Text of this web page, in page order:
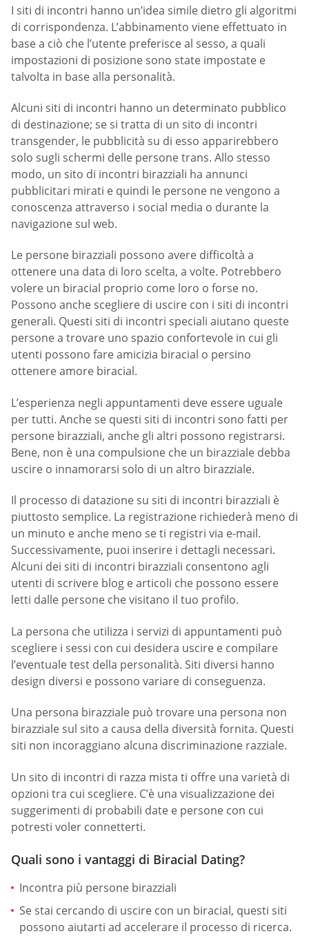
I siti di incontri hanno un’idea simile dietro gli algoritmi
di corrispondenza. L’abbinamento viene effettuato in
base a ciò che l’utente preferisce al sesso, a quali
impostazioni di posizione sono state impostate e
talvolta in base alla personalità.
Alcuni siti di incontri hanno un determinato pubblico
di destinazione; se si tratta di un sito di incontri
transgender, le pubblicità su di esso apparirebbero
solo sugli schermi delle persone trans. Allo stesso
modo, un sito di incontri birazziali ha annunci
pubblicitari mirati e quindi le persone ne vengono a
conoscenza attraverso i social media o durante la
navigazione sul web.
Le persone birazziali possono avere difficoltà a
ottenere una data di loro scelta, a volte. Potrebbero
volere un biracial proprio come loro o forse no.
Possono anche scegliere di uscire con i siti di incontri
generali. Questi siti di incontri speciali aiutano queste
persone a trovare uno spazio confortevole in cui gli
utenti possono fare amicizia biracial o persino
ottenere amore biracial.
L’esperienza negli appuntamenti deve essere uguale
per tutti. Anche se questi siti di incontri sono fatti per
persone birazziali, anche gli altri possono registrarsi.
Bene, non è una compulsione che un birazziale debba
uscire o innamorarsi solo di un altro birazziale.
Il processo di datazione su siti di incontri birazziali è
piuttosto semplice. La registrazione richiederà meno di
un minuto e anche meno se ti registri via e-mail.
Successivamente, puoi inserire i dettagli necessari.
Alcuni dei siti di incontri birazziali consentono agli
utenti di scrivere blog e articoli che possono essere
letti dalle persone che visitano il tuo profilo.
La persona che utilizza i servizi di appuntamenti può
scegliere i sessi con cui desidera uscire e compilare
l’eventuale test della personalità. Siti diversi hanno
design diversi e possono variare di conseguenza.
Una persona birazziale può trovare una persona non
birazziale sul sito a causa della diversità fornita. Questi
siti non incoraggiano alcuna discriminazione razziale.
Un sito di incontri di razza mista ti offre una varietà di
opzioni tra cui scegliere. C’è una visualizzazione dei
suggerimenti di probabili date e persone con cui
potresti voler connetterti.
Quali sono i vantaggi di Biracial Dating?
Incontra più persone birazziali
Se stai cercando di uscire con un biracial, questi siti
possono aiutarti ad accelerare il processo di ricerca.